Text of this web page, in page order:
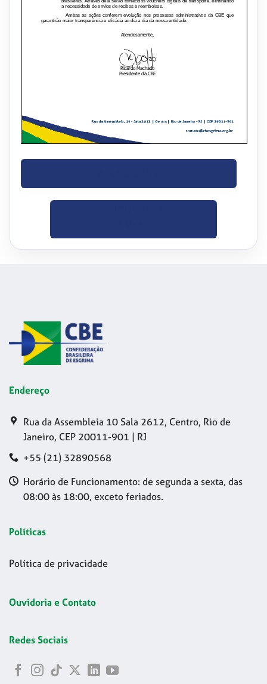
Endereço
Rua da Assembleia 10 Sala 2612, Centro, Rio de
Janeiro, CEP 20011-901 | RJ
+55 (21) 32890568
Horário de Funcionamento: de segunda a sexta, das
08:00 às 18:00, exceto feriados.
Políticas
Política de privacidade
Ouvidoria e Contato
Redes Sociais